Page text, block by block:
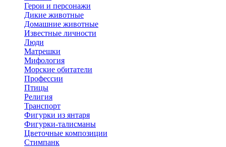
Герои и персонажи
Дикие животные
Домашние животные
Известные личности
Люди
Матрешки
Мифология
Морские обитатели
Профессии
Птицы
Религия
Транспорт
Фигурки из янтаря
Фигурки-талисманы
Цветочные композиции
Стимпанк